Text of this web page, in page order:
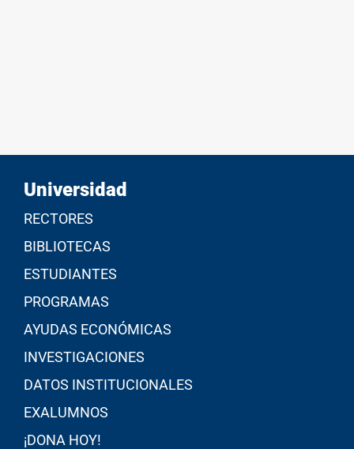
Universidad
RECTORES
BIBLIOTECAS
ESTUDIANTES
PROGRAMAS
AYUDAS ECONÓMICAS
INVESTIGACIONES
DATOS INSTITUCIONALES
EXALUMNOS
¡DONA HOY!